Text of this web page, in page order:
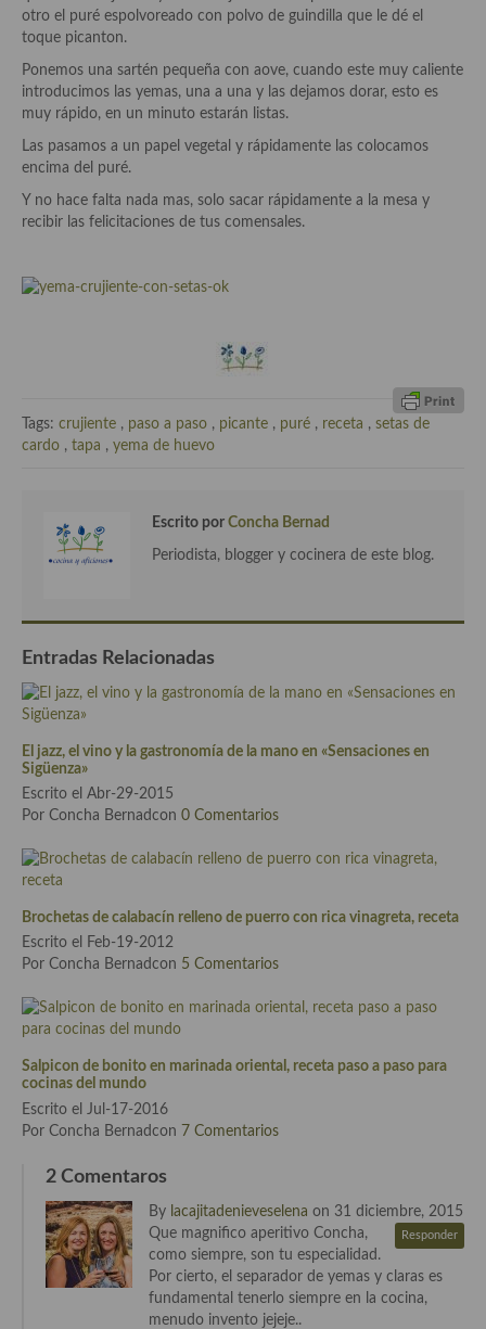
Cocina Azerí (Azerbaiyán)
Cocina de Egipto
Cocina de Tunez
Cocina Oriental
Cocina Tailandesa
Cocina Vietnamita
Cocina China
Cocina filipina
Cocina de Madagascar
Cocina Africana
Cocina Sudafrinaca
Cocina del Congo
Cocina Sefardí
Cocina callejera
Cocinas de España
Cocina Andaluza
Cocina Aragonesa
Cocina Asturiana
Cocina Castellana
Cocina Castilla – La Mancha
otro el puré espolvoreado con polvo de guindilla que le dé el
toque picanton.
Ponemos una sartén pequeña con aove, cuando este muy caliente
introducimos las yemas, una a una y las dejamos dorar, esto es
muy rápido, en un minuto estarán listas.
Las pasamos a un papel vegetal y rápidamente las colocamos
encima del puré.
Y no hace falta nada mas, solo sacar rápidamente a la mesa y
recibir las felicitaciones de tus comensales.
Tags: crujiente , paso a paso , picante , puré , receta , setas de
cardo , tapa , yema de huevo
Escrito por Concha Bernad
Periodista, blogger y cocinera de este blog.
Entradas Relacionadas
El jazz, el vino y la gastronomía de la mano en «Sensaciones en
Sigüenza»
Escrito el Abr-29-2015
Por Concha Bernadcon 0 Comentarios
Brochetas de calabacín relleno de puerro con rica vinagreta, receta
Escrito el Feb-19-2012
Por Concha Bernadcon 5 Comentarios
Salpicon de bonito en marinada oriental, receta paso a paso para
cocinas del mundo
Escrito el Jul-17-2016
Por Concha Bernadcon 7 Comentarios
2 Comentaros
By lacajitadenieveselena on 31 diciembre, 2015
Responder
Que magnifico aperitivo Concha,
como siempre, son tu especialidad.
Por cierto, el separador de yemas y claras es
fundamental tenerlo siempre en la cocina,
menudo invento jejeje..